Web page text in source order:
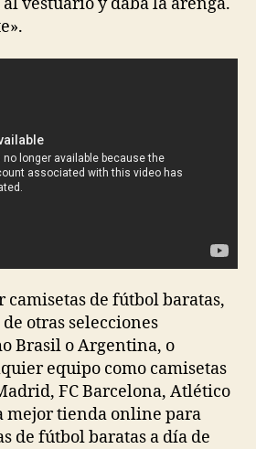
camisetas de fútbol baratas,
otras selecciones
Brasil o Argentina, o
equipo como camisetas
FC Barcelona, Atlético
mejor tienda online para
de fútbol baratas a día de